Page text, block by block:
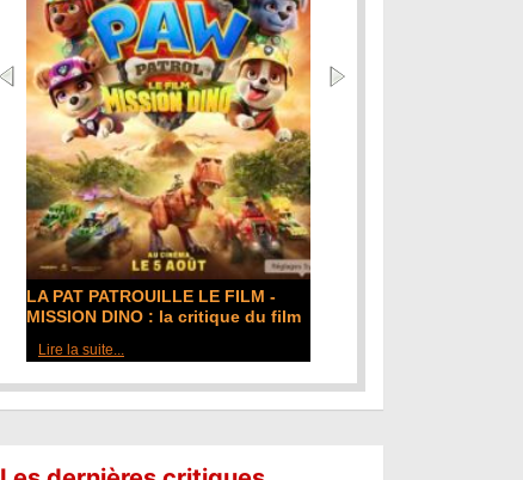
LA PAT PATROUILLE LE FILM -
MISSION DINO : la critique du film
Lire la suite...